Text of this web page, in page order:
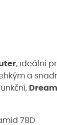
, ideální
a
78D